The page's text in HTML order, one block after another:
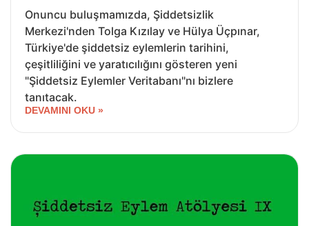
Onuncu buluşmamızda, Şiddetsizlik
Merkezi'nden Tolga Kızılay ve Hülya Üçpınar,
Türkiye'de şiddetsiz eylemlerin tarihini,
çeşitliliğini ve yaratıcılığını gösteren yeni
"Şiddetsiz Eylemler Veritabanı"nı bizlere
tanıtacak.
DEVAMINI OKU »